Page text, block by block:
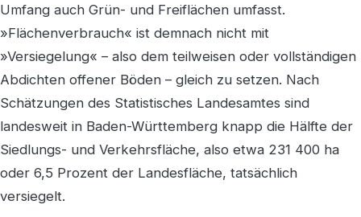
Umfang auch Grün- und Freiflächen umfasst.
»Flächenverbrauch« ist demnach nicht mit
»Versiegelung« – also dem teilweisen oder vollständigen
Abdichten offener Böden – gleich zu setzen. Nach
Schätzungen des Statistisches Landesamtes sind
landesweit in Baden-Württemberg knapp die Hälfte der
Siedlungs- und Verkehrsfläche, also etwa 231 400 ha
oder 6,5 Prozent der Landesfläche, tatsächlich
versiegelt.